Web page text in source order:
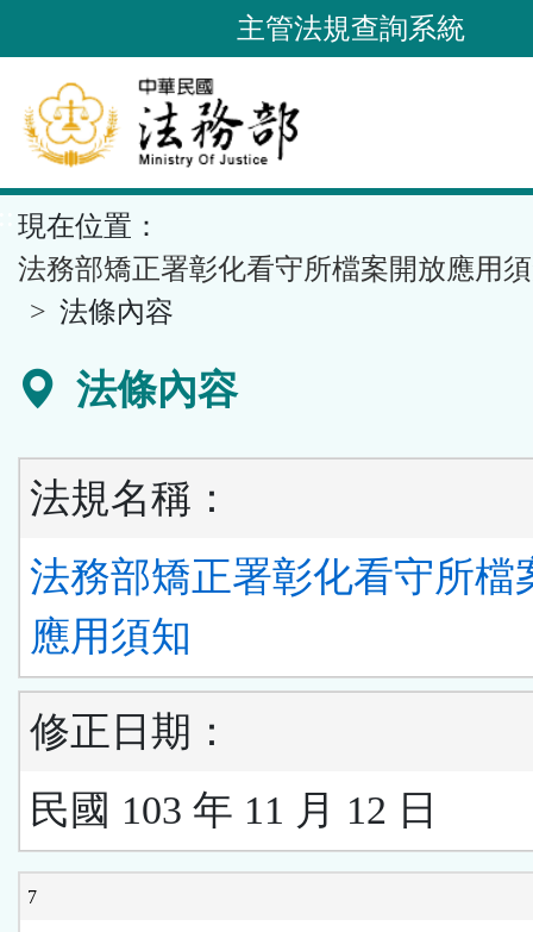
到
要
內
容
區
塊
主管法規查詢系統
現在位置：
法務部矯正署彰化看守所檔案開放應用
法條內容
法條內容
法規名稱：
法務部矯正署彰化看守所檔
應用須知
修正日期：
民國 103 年 11 月 12 日
7